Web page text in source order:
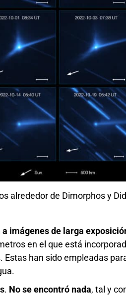
alrededor de Dimorphos y
imágenes de larga
en el que está
han sido empleadas
. No se encontró nada, tal y